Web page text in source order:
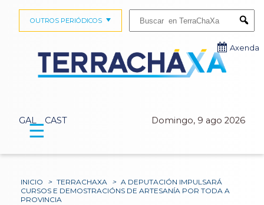
GAL CAST Domingo, 9 ago 2026
OUTROS PERIÓDICOS
Axenda
☰
INICIO > TERRACHAXA > A DEPUTACIÓN IMPULSARÁ
CURSOS E DEMOSTRACIÓNS DE ARTESANÍA POR TODA A
PROVINCIA